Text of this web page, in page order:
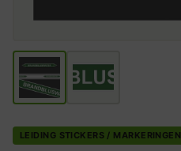
LEIDING STICKERS / MARKERINGEN